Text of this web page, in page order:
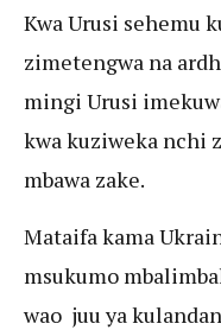
Kwa Urusi sehemu
zimetengwa na
mingi Urusi
kwa kuziweka nchi
mbawa zake.
Mataifa kama
msukumo
wao juu ya